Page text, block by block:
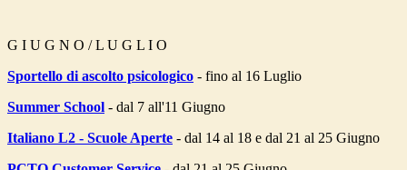
G I U G N O / L U G L I O
Sportello di ascolto psicologico - fino al 16 Luglio
Summer School - dal 7 all'11 Giugno
Italiano L2 - Scuole Aperte - dal 14 al 18 e dal 21 al 25 Giugno